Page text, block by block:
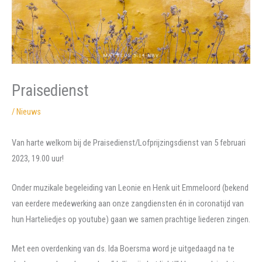
Praisedienst
/Nieuws
Van harte welkom bij de Praisedienst/Lofprijzingsdienst van 5 februari
2023, 19.00 uur!
Onder muzikale begeleiding van Leonie en Henk uit Emmeloord (bekend
van eerdere medewerking aan onze zangdiensten én in coronatijd van
hun Harteliedjes op youtube) gaan we samen prachtige liederen zingen.
Met een overdenking van ds. Ida Boersma word je uitgedaagd na te